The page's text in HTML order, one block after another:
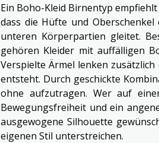
Ein Boho-Kleid Birnentyp
dass die Hüfte und
unteren Körperpartien gleitet.
gehören Kleider mit auffälligen
Verspielte Ärmel lenken
entsteht. Durch geschickte
ohne aufzutragen. Wer auf
Bewegungsfreiheit und ein
ausgewogene Silhouette
eigenen Stil unterstreichen.